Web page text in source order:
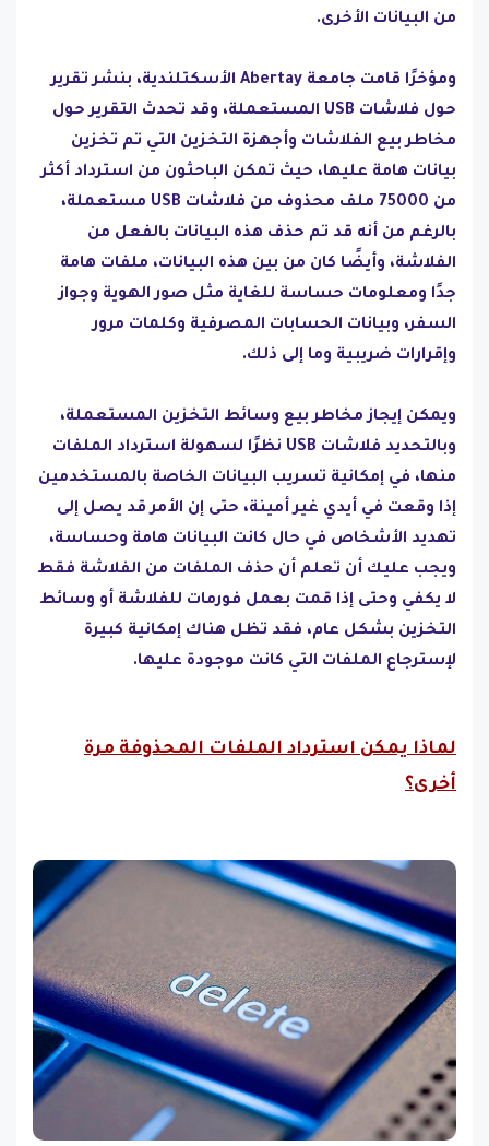
من البيانات الأخرى.
ومؤخرًا قامت جامعة Abertay الأسكتلندية، بنشر تقرير
حول فلاشات USB المستعملة، وقد تحدث التقرير حول
مخاطر بيع الفلاشات وأجهزة التخزين التي تم تخزين
بيانات هامة عليها، حيث تمكن الباحثون من استرداد أكثر
من 75000 ملف محذوف من فلاشات USB مستعملة،
بالرغم من أنه قد تم حذف هذه البيانات بالفعل من
الفلاشة، وأيضًا كان من بين هذه البيانات، ملفات هامة
جدًا ومعلومات حساسة للغاية مثل صور الهوية وجواز
السفر، وبيانات الحسابات المصرفية وكلمات مرور
وإقرارات ضريبية وما إلى ذلك.
ويمكن إيجاز مخاطر بيع وسائط التخزين المستعملة،
وبالتحديد فلاشات USB نظرًا لسهولة استرداد الملفات
منها، في إمكانية تسريب البيانات الخاصة بالمستخدمين
إذا وقعت في أيدي غير أمينة، حتى إن الأمر قد يصل إلى
تهديد الأشخاص في حال كانت البيانات هامة وحساسة،
ويجب عليك أن تعلم أن حذف الملفات من الفلاشة فقط
لا يكفي وحتى إذا قمت بعمل فورمات للفلاشة أو وسائط
التخزين بشكل عام، فقد تظل هناك إمكانية كبيرة
لإسترجاع الملفات التي كانت موجودة عليها.
لماذا يمكن استرداد الملفات المحذوفة مرة
أخرى؟